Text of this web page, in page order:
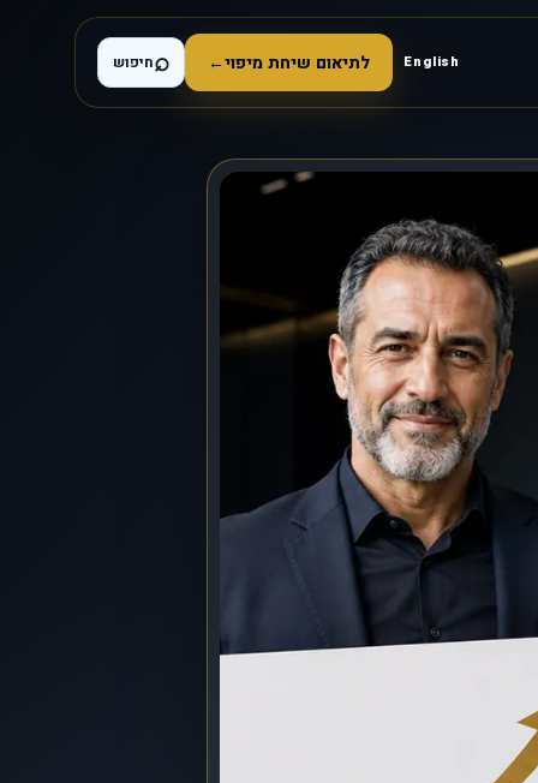
English לתיאום שיחת מיפוי←
⌕חיפוש